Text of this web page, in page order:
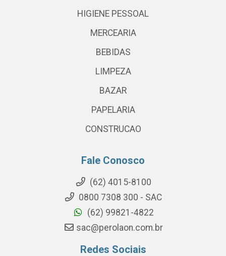
HIGIENE PESSOAL
MERCEARIA
BEBIDAS
LIMPEZA
BAZAR
PAPELARIA
CONSTRUCAO
Fale Conosco
(62) 4015-8100
0800 7308 300 - SAC
(62) 99821-4822
sac@perolaon.com.br
Redes Sociais